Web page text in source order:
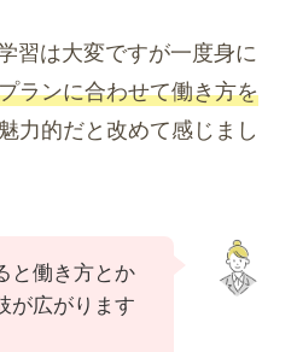
習は大変ですが一度身に
ランに合わせて働き方を
力的だと改めて感じまし
と働き方とか
が広がります